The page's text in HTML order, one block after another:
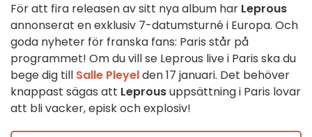
För att fira releasen av sitt nya album har Leprous
annonserat en exklusiv 7-datumsturné i Europa. Och
goda nyheter för franska fans: Paris står på
programmet! Om du vill se Leprous live i Paris ska du
bege dig till Salle Pleyelden 17 januari. Det behöver
knappast sägas att Leprousuppsättning i Paris lovar
att bli vacker, episk och explosiv!